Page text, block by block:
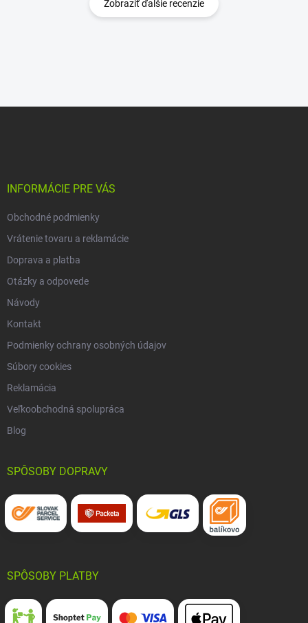
Zobraziť ďalšie recenzie
INFORMÁCIE PRE VÁS
Obchodné podmienky
Vrátenie tovaru a reklamácie
Doprava a platba
Otázky a odpovede
Návody
Kontakt
Podmienky ochrany osobných údajov
Súbory cookies
Reklamácia
Veľkoobchodná spolupráca
Blog
SPÔSOBY DOPRAVY
SPÔSOBY PLATBY